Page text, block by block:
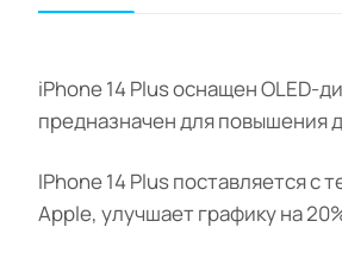
iPhone 14 Plus оснащен OLED-
предназначен для повышения
IPhone 14 Plus поставляется с
Apple, улучшает графику на